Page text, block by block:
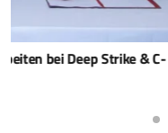
Drohnenkrieg –